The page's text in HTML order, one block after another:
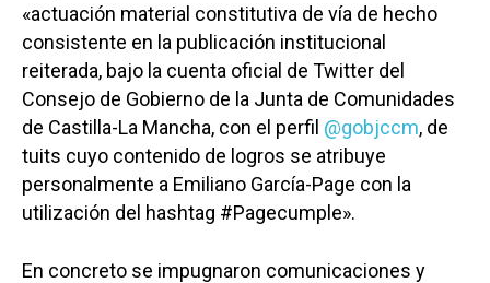
«actuación material constitutiva de vía de hecho
consistente en la publicación institucional
reiterada, bajo la cuenta oficial de Twitter del
Consejo de Gobierno de la Junta de Comunidades
de Castilla-La Mancha, con el perfil @gobjccm, de
tuits cuyo contenido de logros se atribuye
personalmente a Emiliano García-Page con la
utilización del hashtag #Pagecumple».
En concreto se impugnaron comunicaciones y